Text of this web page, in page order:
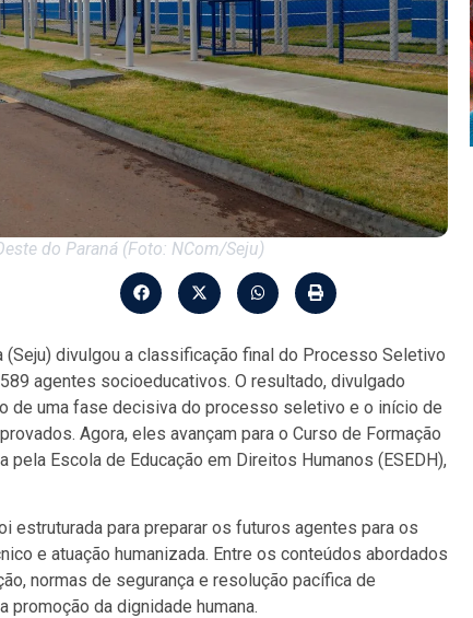
do Paraná (Foto: NCom/Seju)
divulgou a classificação final do Processo Seletivo
agentes socioeducativos. O resultado, divulgado
de uma fase decisiva do processo seletivo e o início de
Agora, eles avançam para o Curso de Formação
Escola de Educação em Direitos Humanos (ESEDH),
estruturada para preparar os futuros agentes para os
e atuação humanizada. Entre os conteúdos abordados
normas de segurança e resolução pacífica de
da dignidade humana.